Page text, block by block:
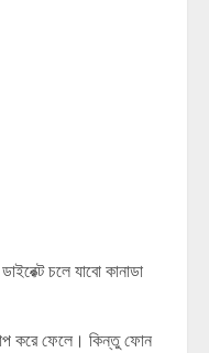
চলে যাবো কানাডা
করে ফেলে। কিন্তু ফোন